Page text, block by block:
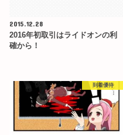
2015.12.28
2016年初取引はライドオンの利
確から！
到着優待